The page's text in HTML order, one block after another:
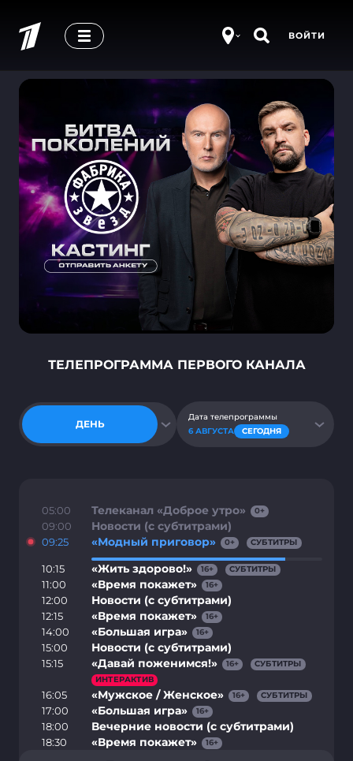
ВОЙТИ
ТЕЛЕПРОГРАММА ПЕРВОГО КАНАЛА
ДЕНЬ
Дата телепрограммы
6 АВГУСТА
СЕГОДНЯ
05:00 Телеканал «Доброе утро» 0+
09:00 Новости (с субтитрами)
09:25 «Модный приговор» 0+ СУБТИТРЫ
10:15 «Жить здорово!» 16+ СУБТИТРЫ
11:00 «Время покажет» 16+
12:00 Новости (с субтитрами)
12:15 «Время покажет» 16+
14:00 «Большая игра» 16+
15:00 Новости (с субтитрами)
15:15 «Давай поженимся!» 16+
СУБТИТРЫ
ИНТЕРАКТИВ
16:05 «Мужское / Женское» 16+ СУБТИТРЫ
17:00 «Большая игра» 16+
18:00 Вечерние новости (с субтитрами)
18:30 «Время покажет» 16+